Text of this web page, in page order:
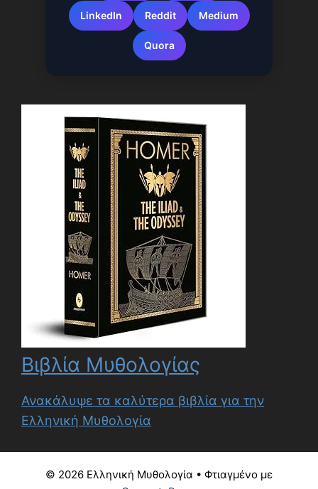
LinkedIn Reddit Medium
Quora
Βιβλία Μυθολογίας
Ανακάλυψε τα καλύτερα βιβλία για την
Ελληνική Μυθολογία
© 2026 Ελληνική Μυθολογία • Φτιαγμένο με